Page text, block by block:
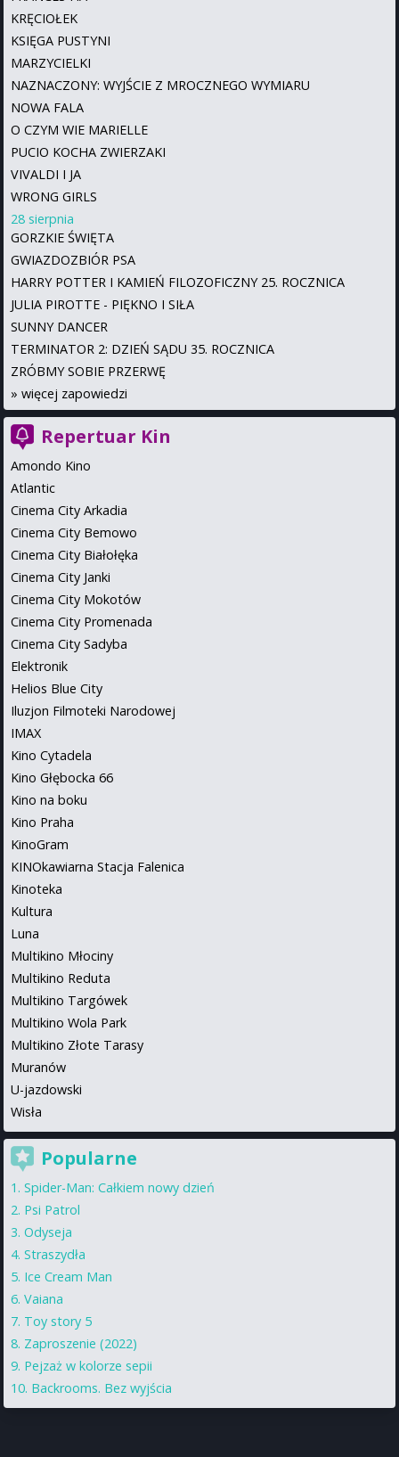
KRĘCIOŁEK
KSIĘGA PUSTYNI
MARZYCIELKI
NAZNACZONY: WYJŚCIE Z MROCZNEGO WYMIARU
NOWA FALA
O CZYM WIE MARIELLE
PUCIO KOCHA ZWIERZAKI
VIVALDI I JA
WRONG GIRLS
28 sierpnia
GORZKIE ŚWIĘTA
GWIAZDOZBIÓR PSA
HARRY POTTER I KAMIEŃ FILOZOFICZNY 25. ROCZNICA
JULIA PIROTTE - PIĘKNO I SIŁA
SUNNY DANCER
TERMINATOR 2: DZIEŃ SĄDU 35. ROCZNICA
ZRÓBMY SOBIE PRZERWĘ
» więcej zapowiedzi
Repertuar Kin
Amondo Kino
Atlantic
Cinema City Arkadia
Cinema City Bemowo
Cinema City Białołęka
Cinema City Janki
Cinema City Mokotów
Cinema City Promenada
Cinema City Sadyba
Elektronik
Helios Blue City
Iluzjon Filmoteki Narodowej
IMAX
Kino Cytadela
Kino Głębocka 66
Kino na boku
Kino Praha
KinoGram
KINOkawiarna Stacja Falenica
Kinoteka
Kultura
Luna
Multikino Młociny
Multikino Reduta
Multikino Targówek
Multikino Wola Park
Multikino Złote Tarasy
Muranów
U-jazdowski
Wisła
Popularne
Spider-Man: Całkiem nowy dzień
Psi Patrol
Odyseja
Straszydła
Ice Cream Man
Vaiana
Toy story 5
Zaproszenie (2022)
Pejzaż w kolorze sepii
Backrooms. Bez wyjścia